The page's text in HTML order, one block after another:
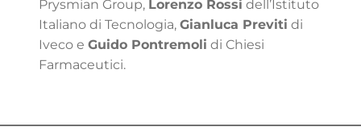
Prysmian Group, Lorenzo Rossi dell’Istituto
Italiano di Tecnologia, Gianluca Previti di
Iveco e Guido Pontremoli di Chiesi
Farmaceutici.